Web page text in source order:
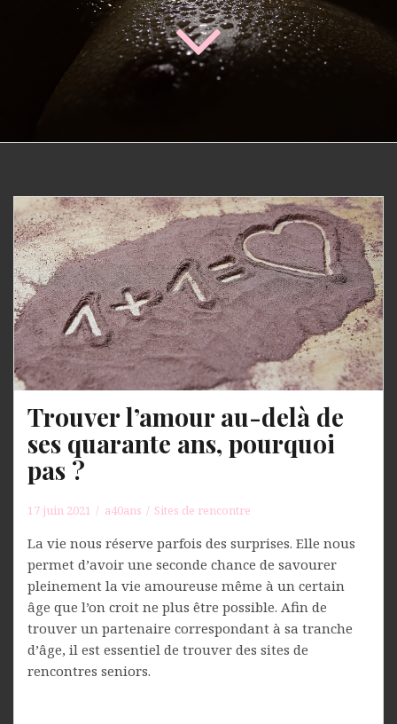
Trouver l’amour au-delà de
ses quarante ans, pourquoi
pas ?
17 juin 2021 a40ans Sites de rencontre
La vie nous réserve parfois des surprises. Elle nous
permet d’avoir une seconde chance de savourer
pleinement la vie amoureuse même à un certain
âge que l’on croit ne plus être possible. Afin de
trouver un partenaire correspondant à sa tranche
d’âge, il est essentiel de trouver des sites de
rencontres seniors.